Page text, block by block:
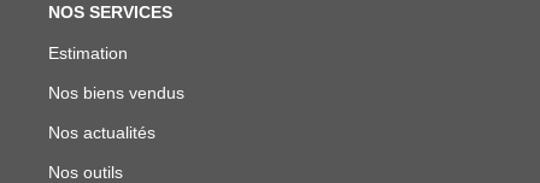
NOS SERVICES
Estimation
Nos biens vendus
Nos actualités
Nos outils